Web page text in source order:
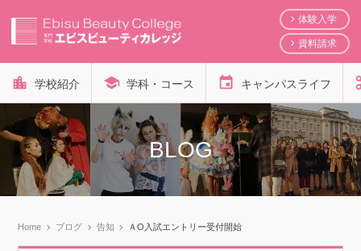
体験入学
資料請求
学校紹介 学科・コース キャンパスライフ
BLOG
Home ブログ 告知 ＡO入試エントリー受付開始